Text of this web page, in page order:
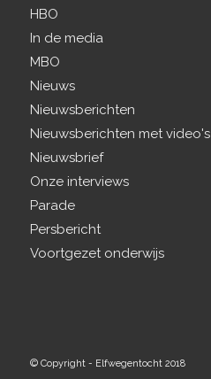
HBO
In de media
MBO
Nieuws
Nieuwsberichten
Nieuwsberichten met video's
Nieuwsbrief
Onze interviews
Parade
Persbericht
Voortgezet onderwijs
© Copyright - Elfwegentocht 2018